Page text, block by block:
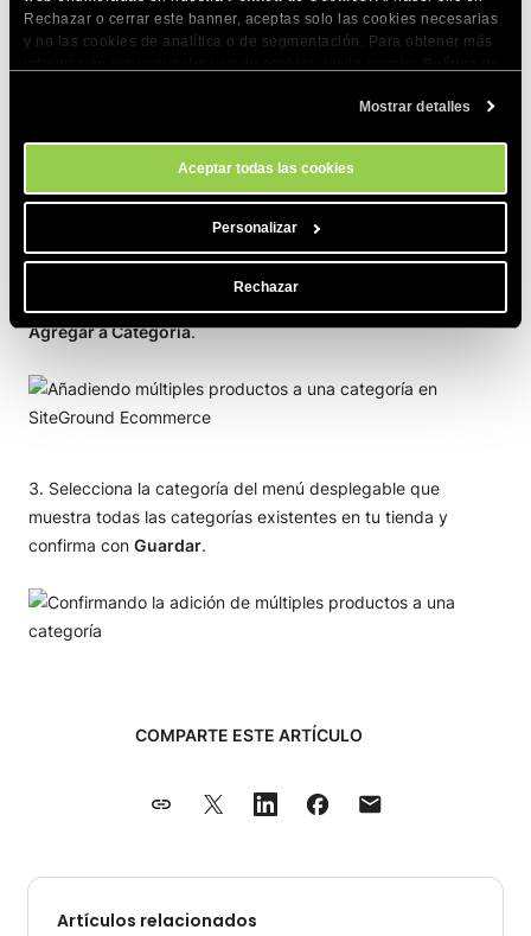
Rechazar o cerrar este banner, aceptas solo las cookies necesarias
y no las cookies de analítica o de segmentación. Para obtener más
momento a través de la herramienta Configuración de Cookies de
Mostrar detalles
Aceptar todas las cookies
Personalizar
Rechazar
Cómo agregar varios productos
a una categoría
Alternativamente, puedes agregar varios productos a una
categoría.
En la páginaStore Manager > Productos, marca las
casillas de los productos que desees agregar a una
categoría específica.
Agregar a Categoría.
Selecciona la categoría del menú desplegable que
muestra todas las categorías existentes en tu tienda y
confirma con Guardar.
COMPARTE ESTE ARTÍCULO
Artículos relacionados